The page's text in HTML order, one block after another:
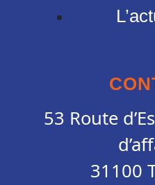
53 Route
31100